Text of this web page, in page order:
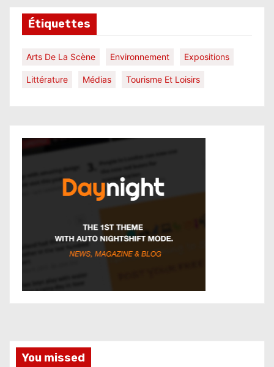
Étiquettes
Arts De La Scène Environnement Expositions
Littérature Médias Tourisme Et Loisirs
You missed